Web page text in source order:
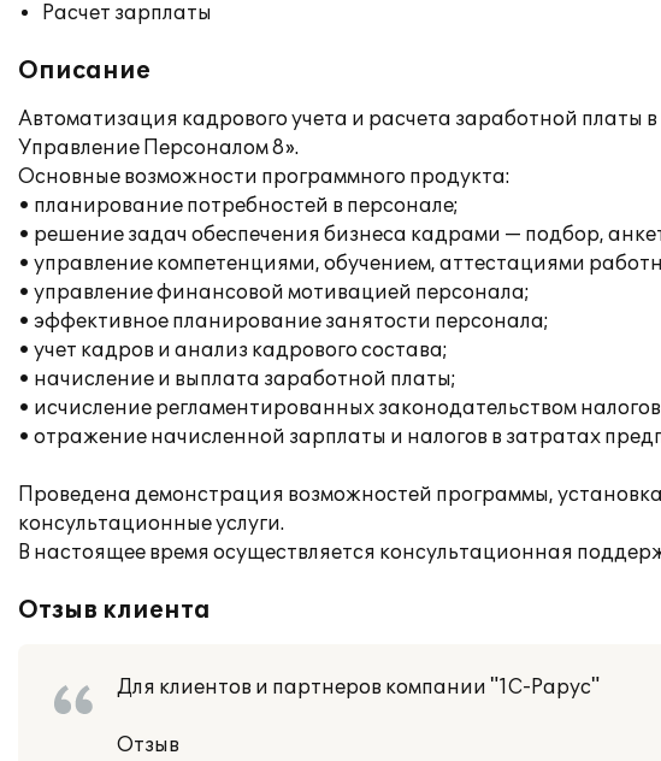
Расчет зарплаты
Описание
Автоматизация кадрового учета и расчета заработной
Управление Персоналом 8».
Основные возможности программного продукта:
• планирование потребностей в персонале;
• решение задач обеспечения бизнеса кадрами — подбор,
• управление компетенциями, обучением, аттестациями
• управление финансовой мотивацией персонала;
• эффективное планирование занятости персонала;
• учет кадров и анализ кадрового состава;
• начисление и выплата заработной платы;
• исчисление регламентированных законодательством
• отражение начисленной зарплаты и налогов в затратах
Проведена демонстрация возможностей программы,
консультационные услуги.
В настоящее время осуществляется консультационная
Отзыв клиента
Для клиентов и партнеров компании "1С-Рарус"
Отзыв